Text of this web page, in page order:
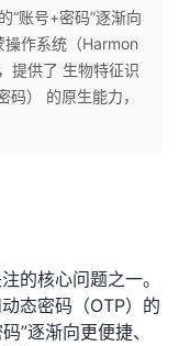
“账号+密码”逐渐向
操作系统（Harmon
提供了 ​​生物特征识
）​​ 的原生能力，
的核心问题之一。
态密码（OTP）的
”逐渐向更便捷、